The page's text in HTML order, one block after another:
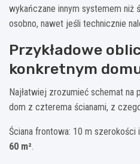
wykańczane innym systemem niż
osobno, nawet jeśli technicznie
Przykładowe
konkretnym
Najłatwiej zrozumieć schemat na
dom z czterema ścianami, z
Ściana frontowa: 10 m
60 m².